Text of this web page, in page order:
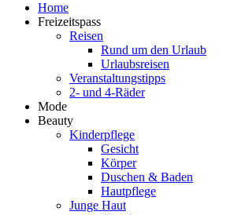
Home
Freizeitspass
Reisen
Rund um den Urlaub
Urlaubsreisen
Veranstaltungstipps
2- und 4-Räder
Mode
Beauty
Kinderpflege
Gesicht
Körper
Duschen & Baden
Hautpflege
Junge Haut